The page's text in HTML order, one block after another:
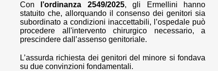
Con l’ordinanza 2549/2025, gli Ermellini hanno
statuito che, allorquando il consenso dei genitori sia
subordinato a condizioni inaccettabili, l’ospedale può
procedere all'intervento chirurgico necessario, a
prescindere dall’assenso genitoriale.
L’assurda richiesta dei genitori del minore si fondava
su due convinzioni fondamentali.